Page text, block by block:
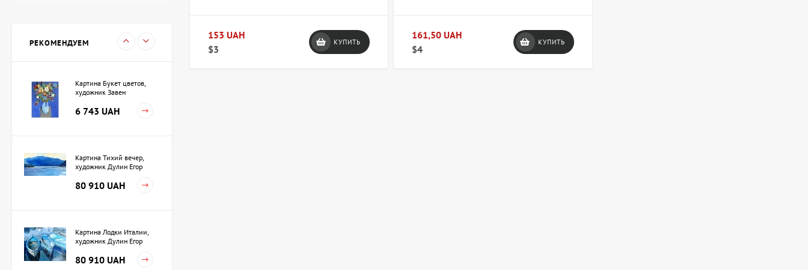
153 UAH
$3
КУПИТЬ
161,50 UAH
$4
КУПИТЬ
РЕКОМЕНДУЕМ
Картина Букет цветов,
художник Завен
6 743 UAH
Картина Тихий вечер,
художник Дулин Егор
80 910 UAH
Картина Лодки Италии,
художник Дулин Егор
80 910 UAH